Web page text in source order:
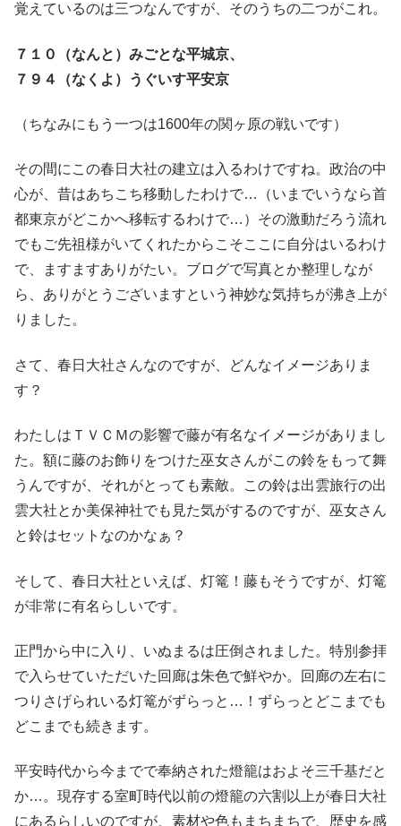
覚えているのは三つなんですが、そのうちの二つがこれ。
７１０（なんと）みごとな平城京、
７９４（なくよ）うぐいす平安京
（ちなみにもう一つは1600年の関ヶ原の戦いです）
その間にこの春日大社の建立は入るわけですね。政治の中
心が、昔はあちこち移動したわけで…（いまでいうなら首
都東京がどこかへ移転するわけで…）その激動だろう流れ
でもご先祖様がいてくれたからこそここに自分はいるわけ
で、ますますありがたい。ブログで写真とか整理しなが
ら、ありがとうございますという神妙な気持ちが沸き上が
りました。
さて、春日大社さんなのですが、どんなイメージありま
す？
わたしはＴＶＣＭの影響で藤が有名なイメージがありまし
た。額に藤のお飾りをつけた巫女さんがこの鈴をもって舞
うんですが、それがとっても素敵。この鈴は出雲旅行の出
雲大社とか美保神社でも見た気がするのですが、巫女さん
と鈴はセットなのかなぁ？
そして、春日大社といえば、灯篭！藤もそうですが、灯篭
が非常に有名らしいです。
正門から中に入り、いぬまるは圧倒されました。特別参拝
で入らせていただいた回廊は朱色で鮮やか。回廊の左右に
つりさげられいる灯篭がずらっと…！ずらっとどこまでも
どこまでも続きます。
平安時代から今までで奉納された燈籠はおよそ三千基だと
か…。現存する室町時代以前の燈籠の六割以上が春日大社
にあるらしいのですが、素材や色もまちまちで、歴史を感